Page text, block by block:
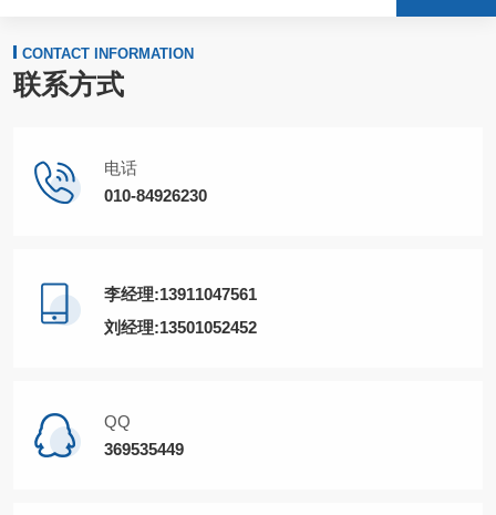
CONTACT INFORMATION
联系方式
电话
010-84926230
李经理:13911047561
刘经理:13501052452
QQ
369535449